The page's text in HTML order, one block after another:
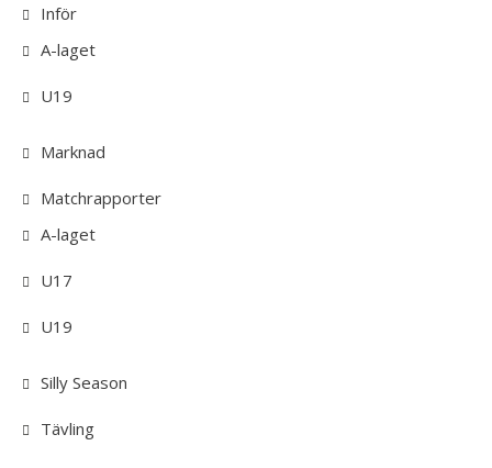
Inför
A-laget
U19
Marknad
Matchrapporter
A-laget
U17
U19
Silly Season
Tävling